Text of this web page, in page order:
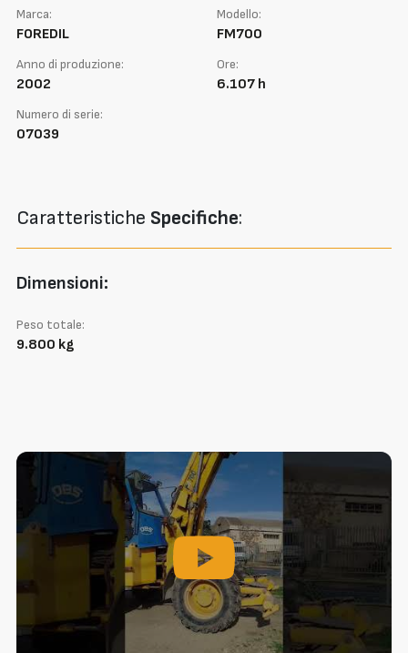
Marca:
FOREDIL
Modello:
FM700
Anno di produzione:
2002
Ore:
6.107 h
Numero di serie:
07039
Caratteristiche Specifiche:
Dimensioni:
Peso totale:
9.800 kg